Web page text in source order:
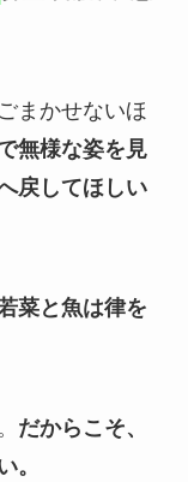
まかせないほ
無様な姿を見
戻してほしい
菜と魚は律を
だからこそ、
。